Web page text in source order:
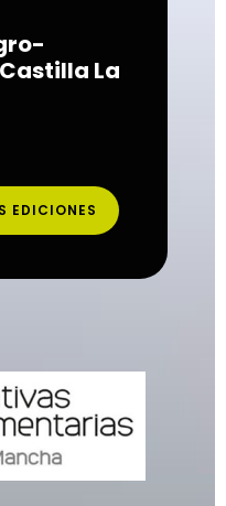
La
EDICIONES